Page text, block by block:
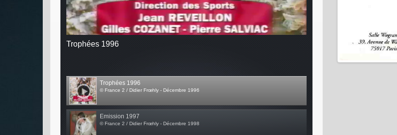
Trophées 1996
Trophées 1996
© France 2 / Didier Frœhly - Décembre 1996
Emission 1997
© France 2 / Didier Frœhly - Décembre 1998